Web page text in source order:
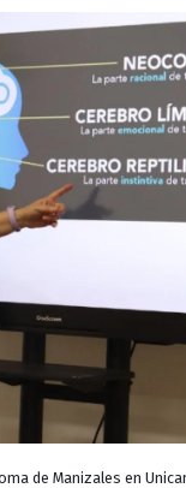
de Manizales en